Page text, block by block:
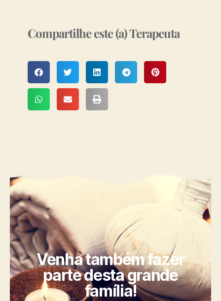
Compartilhe este (a) Terapeuta
Venha também fazer
parte desta grande
família!